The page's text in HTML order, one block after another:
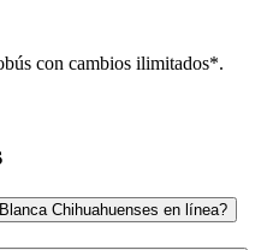
con cambios ilimitados*.
Chihuahuenses en línea?